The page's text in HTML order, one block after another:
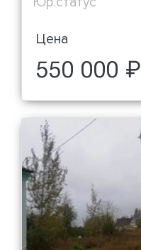
Цена
550 000 ₽